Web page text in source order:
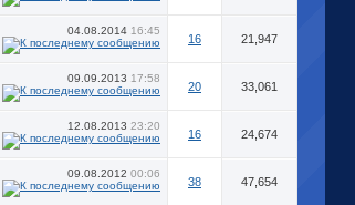
04.08.2014 16:45
16 21,947
09.09.2013 17:58
20 33,061
12.08.2013 23:20
16 24,674
09.08.2012 00:06
38 47,654